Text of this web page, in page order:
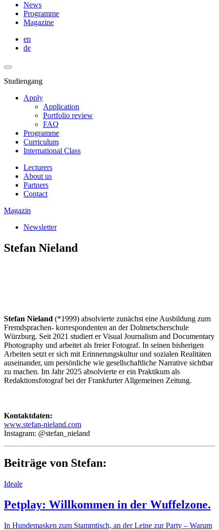
News
Programme
Magazine
en
de
Studiengang
Apply
Application
Portfolio review
FAQ
Programme
Curriculum
International Class
Lecturers
About us
Partners
Contact
Magazin
Newsletter
Stefan Nieland
Stefan Nieland (*1999) absolvierte zunächst eine Ausbildung zum
Fremdsprachen- korrespondenten an der Dolmetscherschule
Würzburg. Seit 2021 studiert er Visual Journalism and Documentary
Photography und arbeitet als freier Fotograf. In seinen bisherigen
Arbeiten setzt er sich mit Erinnerungskultur und sozialen Realitäten
auseinander, um persönliche wie gesellschaftliche Narrative sichtbar
zu machen. Im Jahr 2025 absolvierte er ein Praktikum als
Redaktionsfotograf bei der Frankfurter Allgemeinen Zeitung.
Kontaktdaten:
www.stefan-nieland.com
Instagram: @stefan_nieland
Beiträge von Stefan:
Ideale
Petplay: Willkommen in der Wuffelzone.
In Hundemasken zum Stammtisch, an der Leine zur Party – Warum